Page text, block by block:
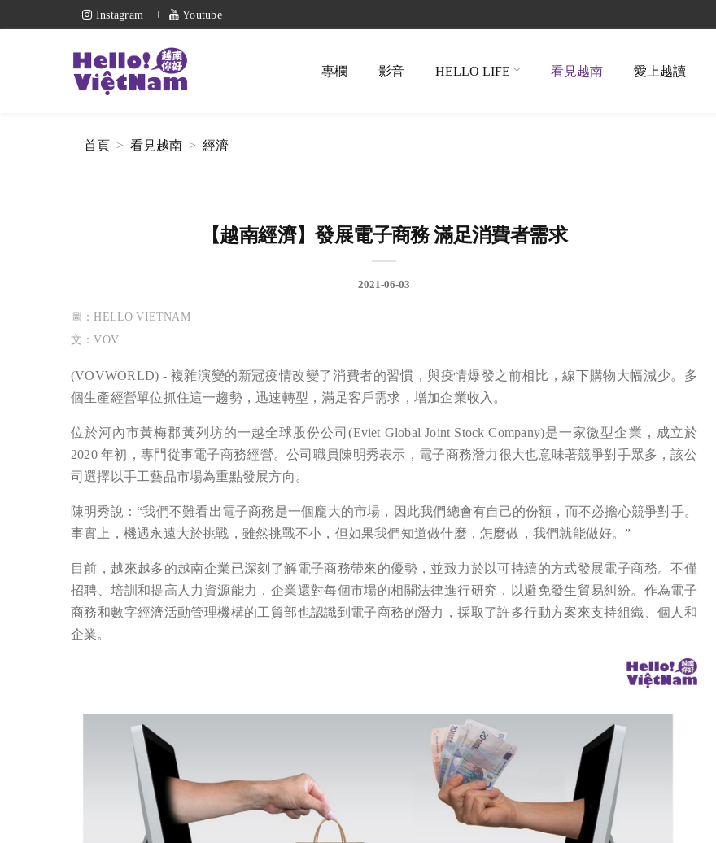
Instagram Youtube
專欄 影音 HELLO LIFE 看見越南 愛上越讀
首頁 看見越南 經濟
【越南經濟】發展電子商務 滿足消費者需求
2021-06-03
圖：HELLO VIETNAM
文：VOV
(VOVWORLD) - 複雜演變的新冠疫情改變了消費者的習慣，與疫情爆發之前相比，線下購物大幅減少。多
個生產經營單位抓住這一趨勢，迅速轉型，滿足客戶需求，增加企業收入。
位於河內市黃梅郡黃列坊的一越全球股份公司(Eviet Global Joint Stock Company)是一家微型企業，成立於
2020 年初，專門從事電子商務經營。公司職員陳明秀表示，電子商務潛力很大也意味著競爭對手眾多，該公
司選擇以手工藝品市場為重點發展方向。
陳明秀說：“我們不難看出電子商務是一個龐大的市場，因此我們總會有自己的份額，而不必擔心競爭對手。
事實上，機遇永遠大於挑戰，雖然挑戰不小，但如果我們知道做什麼，怎麼做，我們就能做好。”
目前，越來越多的越南企業已深刻了解電子商務帶來的優勢，並致力於以可持續的方式發展電子商務。不僅
招聘、培訓和提高人力資源能力，企業還對每個市場的相關法律進行研究，以避免發生貿易糾紛。作為電子
商務和數字經濟活動管理機構的工貿部也認識到電子商務的潛力，採取了許多行動方案來支持組織、個人和
企業。